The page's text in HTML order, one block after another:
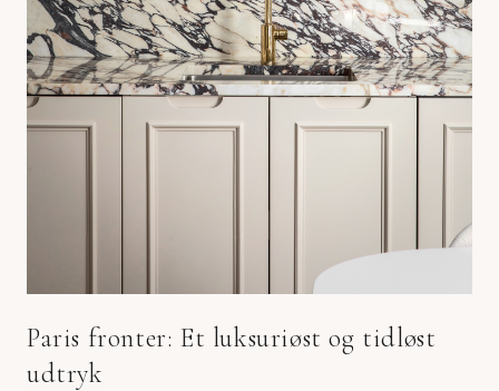
Paris fronter: Et luksuriøst og tidløst
udtryk